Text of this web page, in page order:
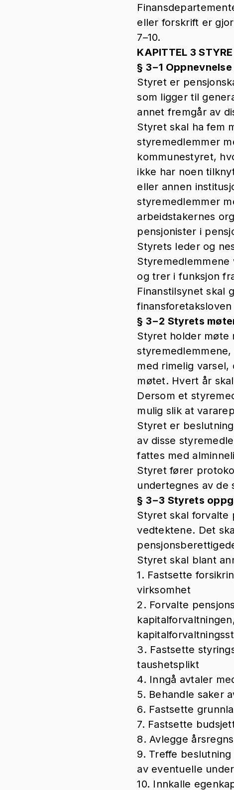
eller forskrift er
7–10.
KAPITTEL 3
§ 3−1
Styret er
som ligger til
annet fremgår av
Styret skal ha fem
styremedlemmer
kommunestyret,
ikke har noen
eller annen
styremedlemmer
arbeidstakernes
pensjonister i
Styrets leder og
og trer i funksjon
Finanstilsynet skal
§ 3−2 Styrets
Styret holder møte
med rimelig
møtet. Hvert år
Dersom et
mulig slik at
Styret er
av disse
fattes med
Styret fører
undertegnes av de
§ 3−3 Styrets
Styret skal forvalte
vedtektene. Det
Styret skal blant
1. Fastsette
virksomhet
2. Forvalte
3. Fastsette
taushetsplikt
4. Inngå avtaler
5. Behandle saker
6. Fastsette
7. Fastsette
8. Avlegge
9. Treffe
av eventuelle
10. Innkalle